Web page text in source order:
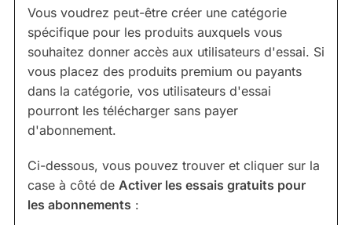
Vous voudrez peut-être créer une catégorie
spécifique pour les produits auxquels vous
souhaitez donner accès aux utilisateurs d'essai. Si
vous placez des produits premium ou payants
dans la catégorie, vos utilisateurs d'essai
pourront les télécharger sans payer
d'abonnement.
Ci-dessous, vous pouvez trouver et cliquer sur la
case à côté de Activer les essais gratuits pour
les abonnements :